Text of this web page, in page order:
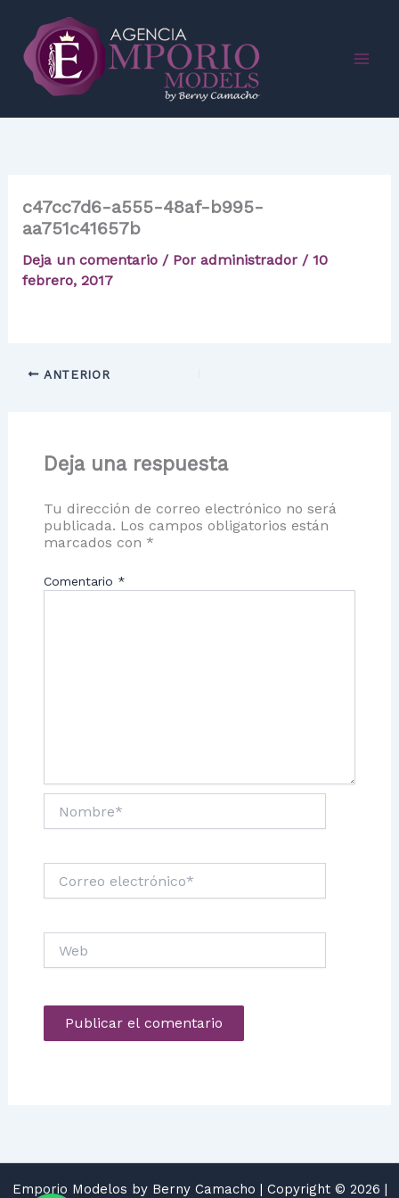
contenido
c47cc7d6-a555-48af-b995-
aa751c41657b
Deja un comentario / Por administrador / 10
febrero, 2017
ANTERIOR
Deja una respuesta
Tu dirección de correo electrónico no será
publicada. Los campos obligatorios están
marcados con *
Comentario *
electrónico*
Emporio Modelos by Berny Camacho | Copyright © 2026 |